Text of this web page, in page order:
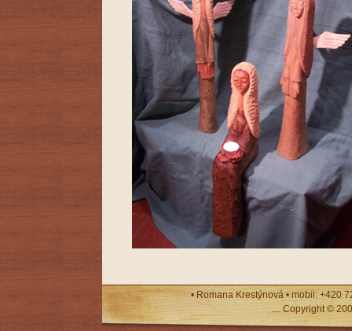
• Romana Krestýnová • mobil: +420
… Copyright ©